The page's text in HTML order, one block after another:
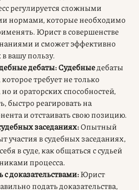
регулируется сложными
нормами, которые необходимо
Юрист в совершенстве
и сможет эффективно
вашу пользу.
дебаты: Судебныедебаты
требует не только
и ораторских способностей,
быстро реагировать на
и отстаивать свою позицию.
заседаниях:Опытный
участия в судебных заседаниях,
в суде, как общаться с судьей
процесса.
доказательствами:Юрист
подать доказательства,